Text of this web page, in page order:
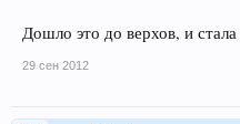
Дошло это до верхов, и
29 сен 2012